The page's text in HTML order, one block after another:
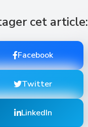
cet article:
Facebook
Twitter
LinkedIn